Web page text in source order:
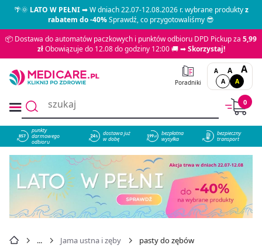
🌴🌞LATO W PEŁNI➡ W dniach 22.07-12.08.2026 r. wybrane produktyz
rabatem do -40%Sprawdź, co przygotowaliśmy 😎
📦 Dostawa do automatów paczkowych i punktów odbioru DPD Pickup za 5,99
złObowiązuje do 12.08 do godziny 12:00 🚚 ➡Skorzystaj!
Poradniki
A A A
A A
0
857
punkty
darmowego
odbioru
dostawa już
w dobę
bezpłatna
wysyłka
bezpieczny
transport
Jama ustna i zęby pasty do zębów